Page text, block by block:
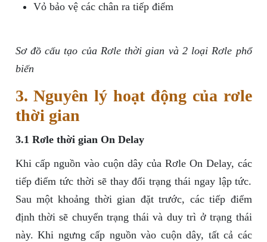
Vỏ bảo vệ các chân ra tiếp điểm
Sơ đồ cấu tạo của Rơle thời gian và 2 loại Rơle phổ
biến
3. Nguyên lý hoạt động của rơle
thời gian
3.1 Rơle thời gian On Delay
Khi cấp nguồn vào cuộn dây của Rơle On Delay, các
tiếp điểm tức thời sẽ thay đổi trạng thái ngay lập tức.
Sau một khoảng thời gian đặt trước, các tiếp điểm
định thời sẽ chuyển trạng thái và duy trì ở trạng thái
này. Khi ngưng cấp nguồn vào cuộn dây, tất cả các